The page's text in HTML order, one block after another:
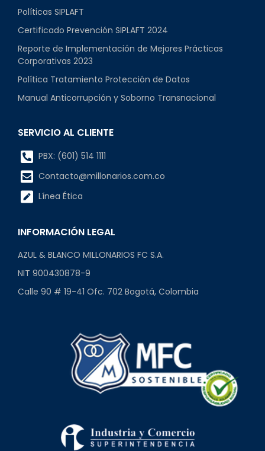
Políticas SIPLAFT
Certificado Prevención SIPLAFT 2024
Reporte de Implementación de Mejores Prácticas
Corporativas 2023
Política Tratamiento Protección de Datos
Manual Anticorrupción y Soborno Transnacional
SERVICIO AL CLIENTE
PBX: (601) 514 1111
Contacto@millonarios.com.co
Línea Ética
INFORMACIÓN LEGAL
AZUL & BLANCO MILLONARIOS FC S.A.
NIT 900430878-9
Calle 90 # 19-41 Ofc. 702 Bogotá, Colombia